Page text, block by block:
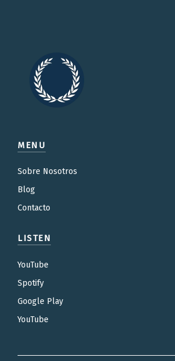
MENU
Sobre Nosotros
Blog
Contacto
LISTEN
YouTube
Spotify
Google Play
YouTube